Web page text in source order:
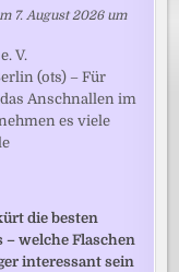
7. August 2026 um
V.
(ots) – Für
Anschnallen im
es viele
die besten
– welche Flaschen
interessant sein